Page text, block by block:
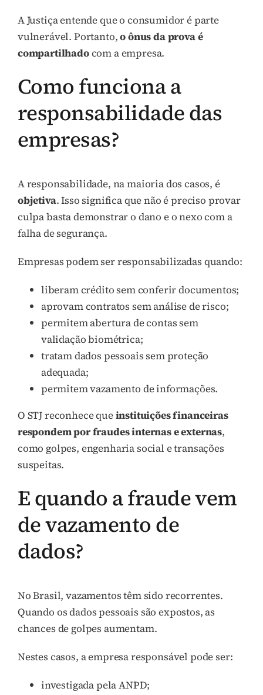
A Justiça entende que o consumidor é parte
vulnerável. Portanto,o ônus da prova é
compartilhadocom a empresa.
Como funciona a
responsabilidade das
empresas?
A responsabilidade, na maioria dos casos, é
objetiva. Isso significa que não é preciso provar
culpa basta demonstrar o dano e o nexo com a
falha de segurança.
Empresas podem ser responsabilizadas quando:
liberam crédito sem conferir documentos;
aprovam contratos sem análise de risco;
permitem abertura de contas sem
validação biométrica;
tratam dados pessoais sem proteção
adequada;
permitem vazamento de informações.
O STJ reconhece queinstituições financeiras
respondem por fraudes internas e externas,
como golpes, engenharia social e transações
suspeitas.
E quando a fraude vem
de vazamento de
dados?
No Brasil, vazamentos têm sido recorrentes.
Quando os dados pessoais são expostos, as
chances de golpes aumentam.
Nestes casos, a empresa responsável pode ser:
investigada pela ANPD;